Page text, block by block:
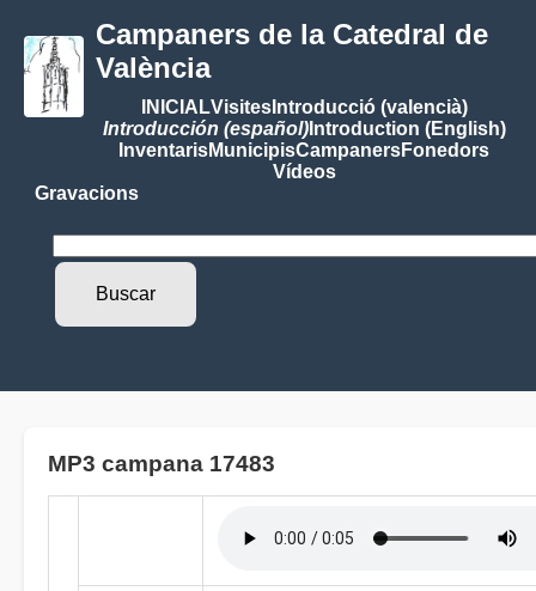
Campaners de la Catedral de
València
INICIALVisitesIntroducció (valencià)
Introducción (español)Introduction (English)
InventarisMunicipisCampanersFonedors
Vídeos
Gravacions
MP3 campana 17483